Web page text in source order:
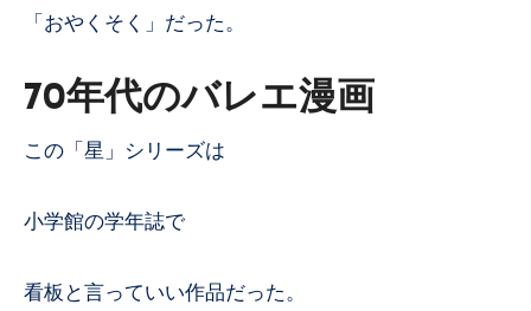
「おやくそく」だった。
70年代のバレエ漫画
この「星」シリーズは
小学館の学年誌で
看板と言っていい作品だった。